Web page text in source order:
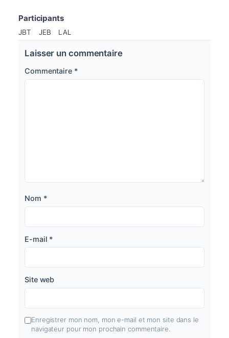
Participants
JBT JEB LAL
Laisser un commentaire
Commentaire *
Nom *
E-mail *
Site web
Enregistrer mon nom, mon e-mail et mon site dans le
navigateur pour mon prochain commentaire.